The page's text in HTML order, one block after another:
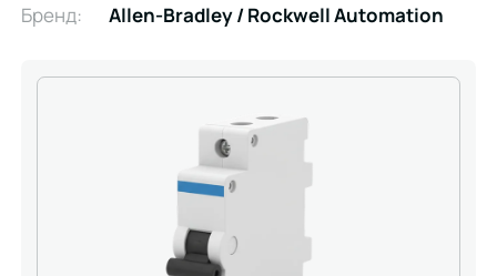
Бренд:
Allen-Bradley / Rockwell Automation